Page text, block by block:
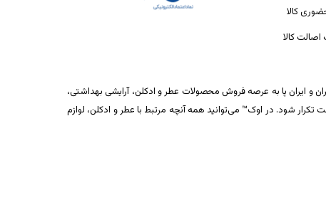
کالا
کالا
و ایران پا به عرصه فروش محصولات عطر و ادکلن، آرایشی بهداشتی،
شود. در اوک™ می‌توانید همه آنچه مرتبط با عطر و ادکلن، لوازم